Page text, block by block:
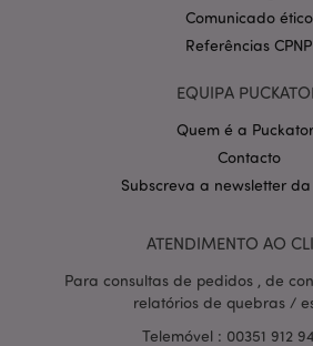
Comunicado ético
Referências CPNP
EQUIPA
Quem é a
Contacto
Subscreva a newsletter
ATENDIMENTO AO
Para consultas de pedidos , de
relatórios de quebras /
Telemóvel : 00351 912
CookieScriptConsent
invalidation
Política de